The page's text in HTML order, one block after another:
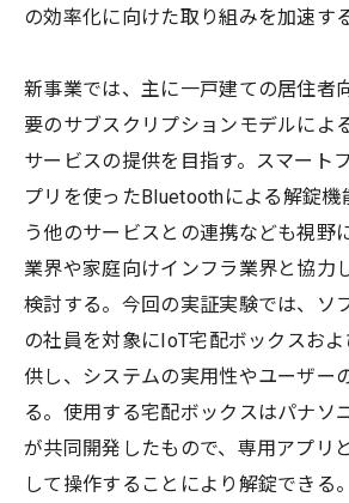
の効率化に向けた取り組みを加速する
新事業では、主に一戸建ての居住者
要のサブスクリプションモデルによ
サービスの提供を目指す。スマート
プリを使ったBluetoothによる解錠機
う他のサービスとの連携なども視野
業界や家庭向けインフラ業界と協力
検討する。今回の実証実験では、ソ
の社員を対象にIoT宅配ボックスお
供し、システムの実用性やユーザー
る。使用する宅配ボックスはパナソ
が共同開発したもので、専用アプリ
して操作することにより解錠できる